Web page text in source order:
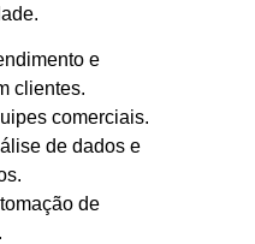
e
clientes.
comerciais.
de dados e
de